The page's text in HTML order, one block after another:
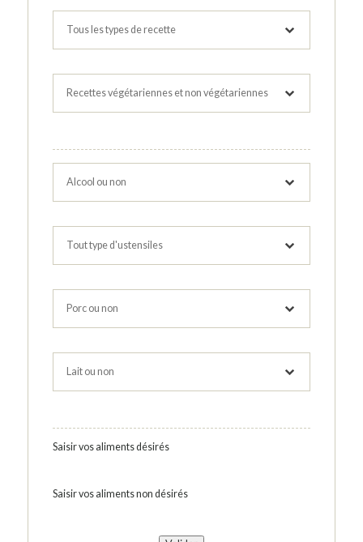
Saisir vos aliments désirés
Saisir vos aliments non désirés